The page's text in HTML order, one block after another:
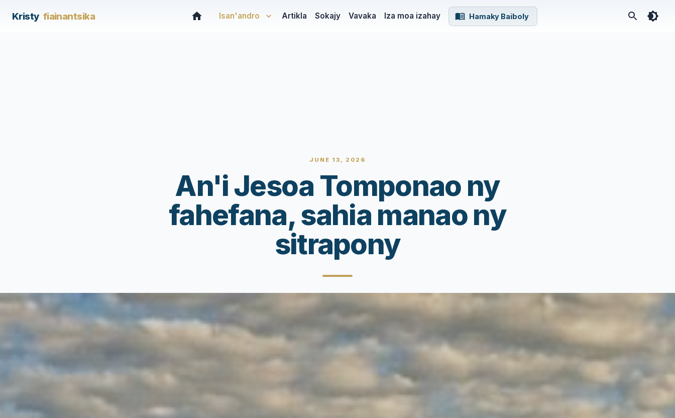
Kristy fiainantsika Isan'andro Artikla Sokajy Vavaka Iza moa izahay Hamaky Baiboly
JUNE 13, 2026
An'i Jesoa Tomponao ny
fahefana, sahia manao ny
sitrapony